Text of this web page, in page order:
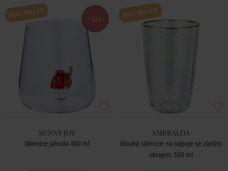
BESTSELLER -30 %
SUNNY JOY
Sklenice jahoda 400 ml
BESTSELLER
SMERALDA
dlouhá sklenice na nápoje se zlatým
okrajem 530 ml